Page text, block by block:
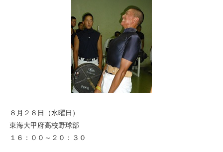
８月２８日（水曜日）
東海大甲府高校野球部
１６：００～２０：３０